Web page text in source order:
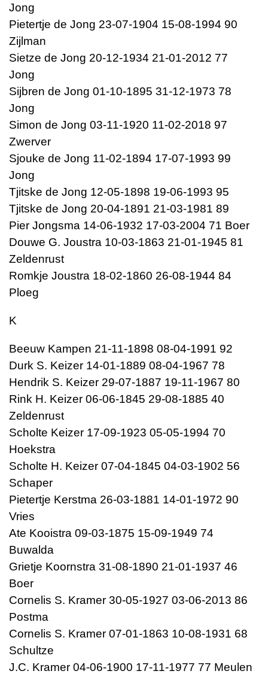
Jong
Pietertje de Jong 23-07-1904 15-08-1994 90
Zijlman
Sietze de Jong 20-12-1934 21-01-2012 77
Jong
Sijbren de Jong 01-10-1895 31-12-1973 78
Jong
Simon de Jong 03-11-1920 11-02-2018 97
Zwerver
Sjouke de Jong 11-02-1894 17-07-1993 99
Jong
Tjitske de Jong 12-05-1898 19-06-1993 95
Tjitske de Jong 20-04-1891 21-03-1981 89
Pier Jongsma 14-06-1932 17-03-2004 71 Boer
Douwe G. Joustra 10-03-1863 21-01-1945 81
Zeldenrust
Romkje Joustra 18-02-1860 26-08-1944 84
Ploeg
K
Beeuw Kampen 21-11-1898 08-04-1991 92
Durk S. Keizer 14-01-1889 08-04-1967 78
Hendrik S. Keizer 29-07-1887 19-11-1967 80
Rink H. Keizer 06-06-1845 29-08-1885 40
Zeldenrust
Scholte Keizer 17-09-1923 05-05-1994 70
Hoekstra
Scholte H. Keizer 07-04-1845 04-03-1902 56
Schaper
Pietertje Kerstma 26-03-1881 14-01-1972 90
Vries
Ate Kooistra 09-03-1875 15-09-1949 74
Buwalda
Grietje Koornstra 31-08-1890 21-01-1937 46
Boer
Cornelis S. Kramer 30-05-1927 03-06-2013 86
Postma
Cornelis S. Kramer 07-01-1863 10-08-1931 68
Schultze
J.C. Kramer 04-06-1900 17-11-1977 77 Meulen